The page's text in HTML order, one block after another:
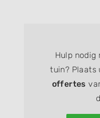
Hulp nodig
tuin? Plaats
offertes